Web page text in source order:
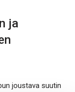
ja
joustava suutin